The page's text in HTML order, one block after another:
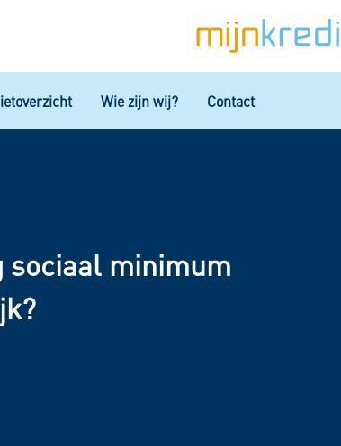
Wie zijn wij? Contact
sociaal minimum